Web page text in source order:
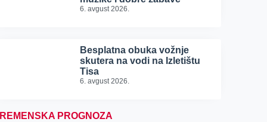
6. avgust 2026.
Besplatna obuka vožnje
skutera na vodi na Izletištu
Tisa
6. avgust 2026.
PROGNOZA